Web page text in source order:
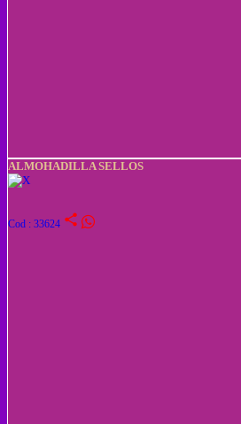
ALMOHADILLA SELLOS
Cod : 33624 share